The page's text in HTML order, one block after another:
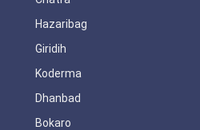
Hazaribag
Giridih
Koderma
Dhanbad
Bokaro